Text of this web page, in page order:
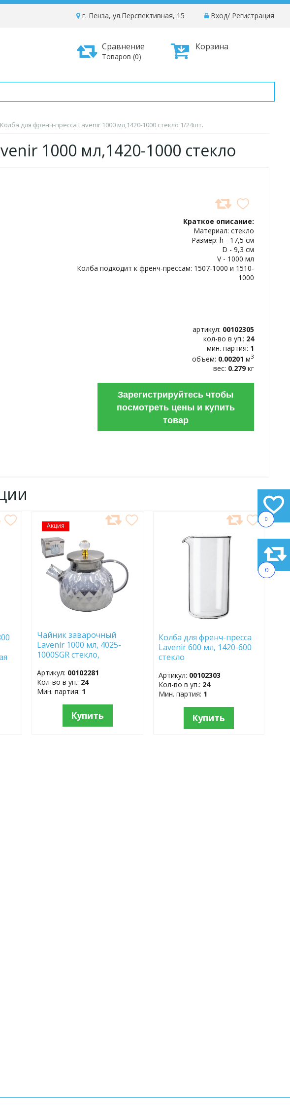
0
0
Вход/ Регистрация
г. Пенза, ул.Перспективная, 15
Корзина
Сравнение
Товаров (0)
Колба для френч-пресса Lavenir 1000 мл,1420-1000 стекло 1/24шт.
1000 мл,1420-1000 стекло
Краткое описание:
Материал: стекло
Размер: h - 17,5 см
D - 9,3 см
V - 1000 мл
Колба подходит к френч-прессам: 1507-1000 и 1510-
1000
артикул: 00102305
кол-во в уп.: 24
мин. партия: 1
объем: 0.00201 м3
вес: 0.279кг
Зарегистрируйтесь чтобы
посмотреть цены и купить
товар
Акция
ДОБАВИТЬ
В
ИЗБРАННОЕ
Чайник заварочный
Lavenir 1000 мл, 4025-
1000SGR стекло,
Артикул: 00102281
Кол-во в уп.: 24
Мин. партия: 1
Купить
ИЗБРАННОЕ
Колба для френч-пресса
Lavenir 600 мл, 1420-600
стекло
Артикул: 00102303
Кол-во в уп.: 24
Мин. партия: 1
Купить